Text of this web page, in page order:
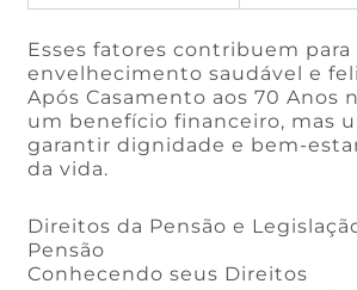
Esses fatores contribuem para
envelhecimento saudável e
Após Casamento aos 70 Anos
um benefício financeiro, mas
garantir dignidade e bem-
da vida.
Direitos da Pensão e
Pensão
Conhecendo seus Direitos